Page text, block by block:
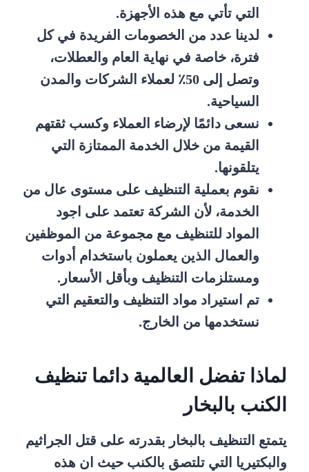
التي تأتي مع هذه الأجهزة.
لدينا عدد من الخصومات الفريدة في كل
فترة، خاصة في نهاية العام والعطلات،
وتصل إلى 50٪ لعملاء الشركات والمدن
السياحية.
نسعى دائمًا لإرضاء العملاء وكسب ثقتهم
القيمة من خلال الخدمة الممتازة التي
يتلقونها.
نقوم بعملية التنظيف على مستوى عال من
الخدمة، لأن الشركة تعتمد على اجود
المواد للتنظيف مع مجموعة من الموظفين
والعمال الذين يعملون باستخدام أدوات
ومستلزمات التنظيف وبأقل الأسعار.
تم استيراد مواد التنظيف والتعقيم التي
نستخدمها من الخارج.
لماذا تفضل العالمية دائما تنظيف
الكنب بالبخار
يتمتع التنظيف بالبخار بقدرته على قتل الجراثيم
والبكتيريا التي تلتصق بالكنب حيث ان هذه